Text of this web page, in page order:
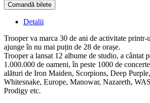
Comandă bilete
Detalii
Trooper va marca 30 de ani de activitate printr-
ajunge în nu mai puțin de 28 de orașe.
Trooper a lansat 12 albume de studio, a cântat
1.000.000 de oameni, în peste 1000 de
alături de Iron Maiden, Scorpions, Deep
Whitesnake, Europe, Manowar, Nazareth,
Prodigy etc.